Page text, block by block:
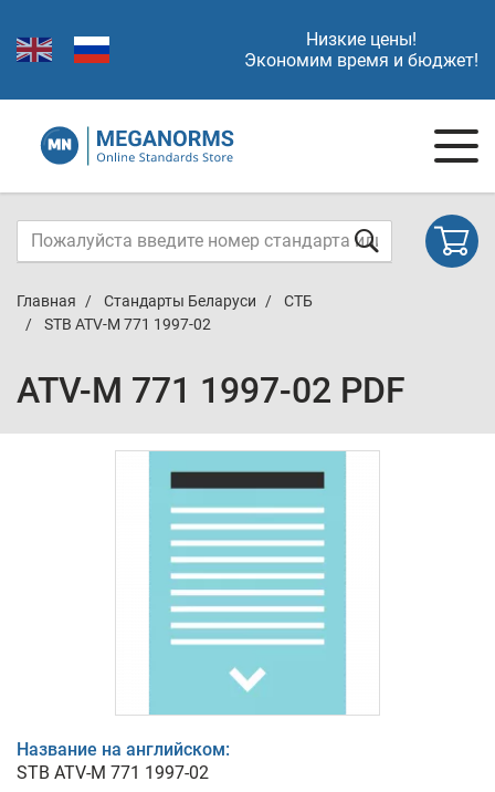
Низкие цены!
Экономим время и бюджет!
Главная Стандарты Беларуси
СТБ
STB ATV-M 771 1997-02
ATV-M 771 1997-02 PDF
Название на английском:
STB ATV-M 771 1997-02